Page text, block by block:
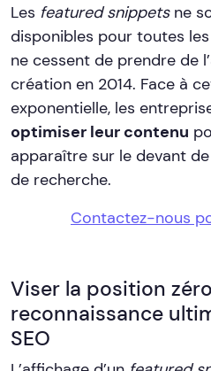
Les featured snippetsne
disponibles pour toutes
ne cessent de prendre de
création en 2014. Face à
exponentielle, les
optimiser leur contenu
apparaître sur le devant
de recherche.
Contactez-nous
Viser la position
reconnaissance
SEO